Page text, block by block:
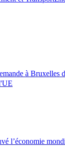
à Bruxelles
l’économie